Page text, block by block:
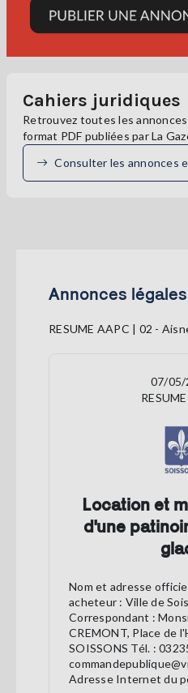
Cahiers juridiques
Retrouvez toutes les
format PDF publiées par La
Consulter les annonces
Annonces
RESUME AAPC | 02 -
07/05/
Location et
d'une
Nom et adresse
acheteur : Ville de
Correspondant :
CREMONT, Place de
SOISSONS Tél. :
Adresse Internet du